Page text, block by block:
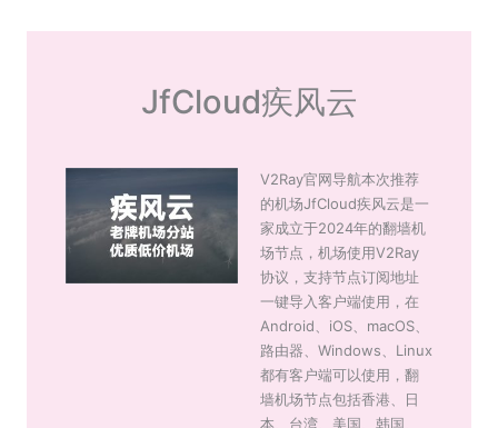
JfCloud疾风云
V2Ray官网导航本次推荐
的机场JfCloud疾风云是一
家成立于2024年的翻墙机
场节点，机场使用V2Ray
协议，支持节点订阅地址
一键导入客户端使用，在
Android、iOS、macOS、
路由器、Windows、Linux
都有客户端可以使用，翻
墙机场节点包括香港、日
本、台湾、美国、韩国、